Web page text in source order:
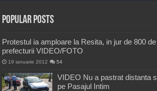
Popular Posts
Protestul ia amploare la Resita, in jur de 800
prefecturii VIDEO/FOTO
19 ianuarie 2012 54
VIDEO Nu a pastrat distanta
pe Pasajul Intim